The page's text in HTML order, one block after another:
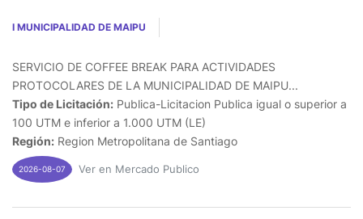
I MUNICIPALIDAD DE MAIPU
SERVICIO DE COFFEE BREAK PARA ACTIVIDADES
PROTOCOLARES DE LA MUNICIPALIDAD DE MAIPU...
Tipo de Licitación: Publica-Licitacion Publica igual o superior a
100 UTM e inferior a 1.000 UTM (LE)
Región: Region Metropolitana de Santiago
2026-08-07 Ver en Mercado Publico